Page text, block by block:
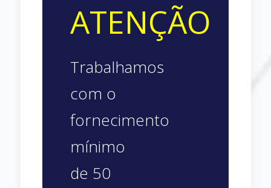
ATENÇÃO
Trabalhamos
com o
fornecimento
mínimo
de 50